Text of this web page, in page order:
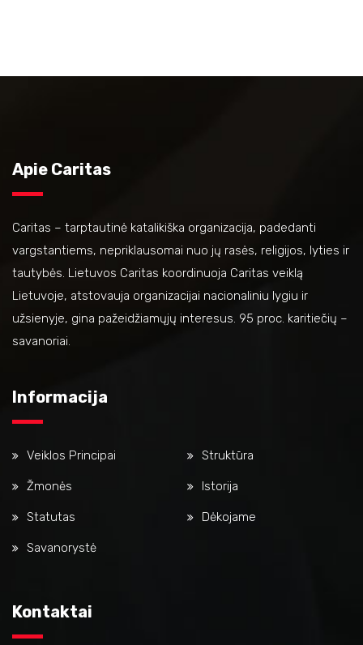
Apie Caritas
Caritas – tarptautinė katalikiška organizacija, padedanti
vargstantiems, nepriklausomai nuo jų rasės, religijos, lyties ir
tautybės. Lietuvos Caritas koordinuoja Caritas veiklą
Lietuvoje, atstovauja organizacijai nacionaliniu lygiu ir
užsienyje, gina pažeidžiamųjų interesus. 95 proc. karitiečių –
savanoriai.
Informacija
Veiklos Principai Struktūra
Žmonės Istorija
Statutas Dėkojame
Savanorystė
Kontaktai